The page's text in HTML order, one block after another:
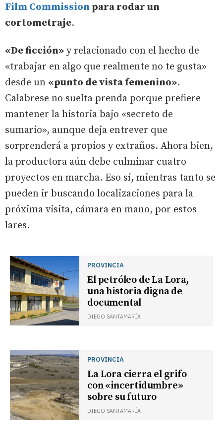
Film Commission para rodar un
cortometraje.
«De ficción» y relacionado con el hecho de
«trabajar en algo que realmente no te gusta»
desde un «punto de vista femenino».
Calabrese no suelta prenda porque prefiere
mantener la historia bajo «secreto de
sumario», aunque deja entrever que
sorprenderá a propios y extraños. Ahora bien,
la productora aún debe culminar cuatro
proyectos en marcha. Eso sí, mientras tanto se
pueden ir buscando localizaciones para la
próxima visita, cámara en mano, por estos
lares.
PROVINCIA
El petróleo de La Lora,
una historia digna de
documental
DIEGO SANTAMARÍA
PROVINCIA
La Lora cierra el grifo
con «incertidumbre»
sobre su futuro
DIEGO SANTAMARÍA